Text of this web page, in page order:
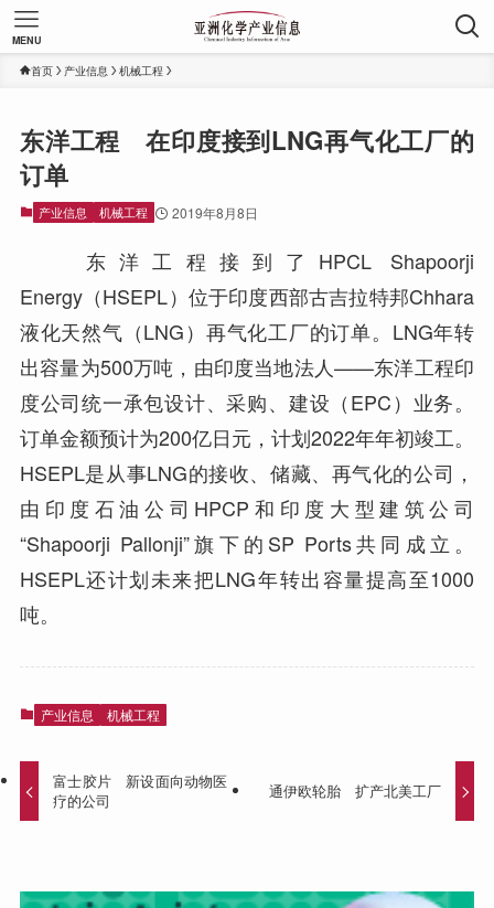
MENU
首页 产业信息 机械工程
东洋工程 在印度接到LNG再气化工厂的
订单
产业信息 机械工程 2019年8月8日
东洋工程接到了HPCL Shapoorji
Energy（HSEPL）位于印度西部古吉拉特邦Chhara
液化天然气（LNG）再气化工厂的订单。LNG年转
出容量为500万吨，由印度当地法人——东洋工程印
度公司统一承包设计、采购、建设（EPC）业务。
订单金额预计为200亿日元，计划2022年年初竣工。
HSEPL是从事LNG的接收、储藏、再气化的公司，
由印度石油公司HPCP和印度大型建筑公司
“Shapoorji Pallonji”旗下的SP Ports共同成立。
HSEPL还计划未来把LNG年转出容量提高至1000
吨。
产业信息 机械工程
富士胶片 新设面向动物医
疗的公司
通伊欧轮胎 扩产北美工厂